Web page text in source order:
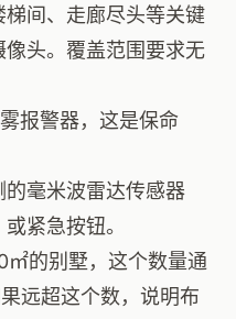
梯间、走廊尽头等关键
头。覆盖范围要求无
报警器，这是保命
的毫米波雷达传感器
紧急按钮。
的别墅，这个数量通
远超这个数，说明布